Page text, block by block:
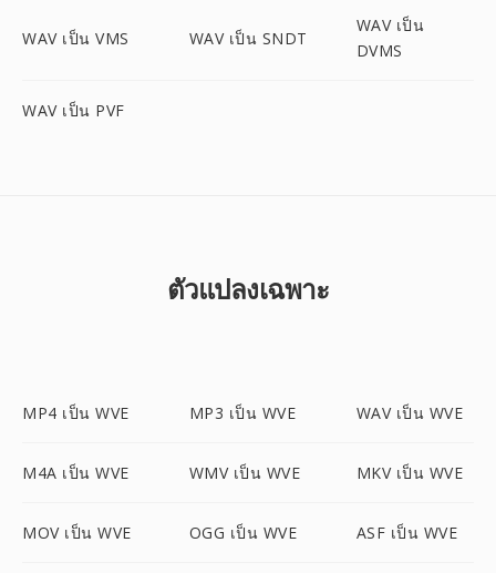
WAV เป็น VMS WAV เป็น SNDT
WAV เป็น
DVMS
WAV เป็น PVF
ตัวแปลงเฉพาะ
MP4 เป็น WVE MP3 เป็น WVE WAV เป็น WVE
M4A เป็น WVE WMV เป็น WVE MKV เป็น WVE
MOV เป็น WVE OGG เป็น WVE ASF เป็น WVE